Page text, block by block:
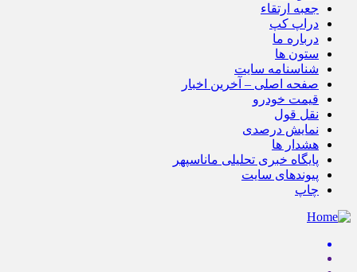
جعبه ارتقاء
دراپ کپ
درباره ما
ستون ها
شناسنامه سایت
صفحه اصلی – آخرین اخبار
قیمت خودرو
نقل قول
نمایش درصدی
هشدار ها
پایگاه خبری تحلیلی ماناسپهر
پیوندهای سایت
چاپ